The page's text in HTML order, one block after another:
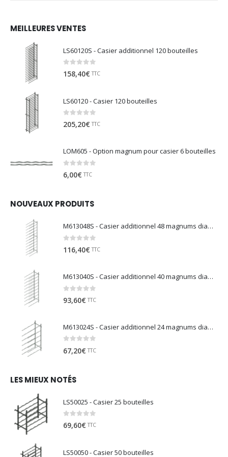
MEILLEURES VENTES
LS60120S - Casier additionnel 120 bouteilles
0 sur 5
158,40€ TTC
LS60120 - Casier 120 bouteilles
0 sur 5
205,20€ TTC
LOM605 - Option magnum pour casier 6 bouteilles
0 sur 5
6,00€ TTC
NOUVEAUX PRODUITS
M613048S - Casier additionnel 48 magnums diamètre 130
0 sur 5
116,40€ TTC
M613040S - Casier additionnel 40 magnums diamètre 130
93,60€ TTC
M613024S - Casier additionnel 24 magnums diamètre 130
67,20€ TTC
LES MIEUX NOTÉS
LS50025 - Casier 25 bouteilles
0 sur 5
69,60€ TTC
LS50050 - Casier 50 bouteilles